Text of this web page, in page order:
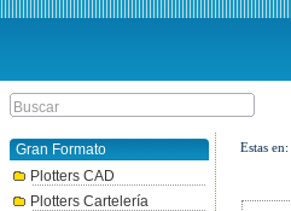
Gran Formato
Plotters CAD
Plotters Cartelería
Estas en: